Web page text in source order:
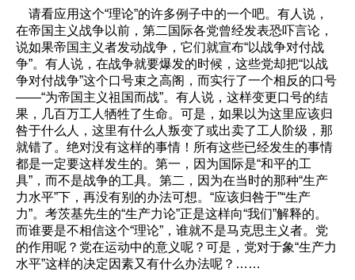
请看应用这个“理论”的许多例子中的一个吧。有人说，
在帝国主义战争以前，第二国际各党曾经发表恐吓言论，
说如果帝国主义者发动战争，它们就宣布“以战争对付战
争”。有人说，在战争就要爆发的时候，这些党却把“以战
争对付战争”这个口号束之高阁，而实行了一个相反的口号
——“为帝国主义祖国而战”。有人说，这样变更口号的结
果，几百万工人牺牲了生命。可是，如果以为这里应该归
咎于什么人，这里有什么人叛变了或出卖了工人阶级，那
就错了。绝对没有这样的事情！所有这些已经发生的事情
都是一定要这样发生的。第一，因为国际是“和平的工
具”，而不是战争的工具。第二，因为在当时的那种“生产
力水平”下，再没有别的办法可想。“应该归咎于”“生产
力”。考茨基先生的“生产力论”正是这样向“我们”解释的。
而谁要是不相信这个“理论”，谁就不是马克思主义者。党
的作用呢？党在运动中的意义呢？可是，党对于象“生产力
水平”这样的决定因素又有什么办法呢？……